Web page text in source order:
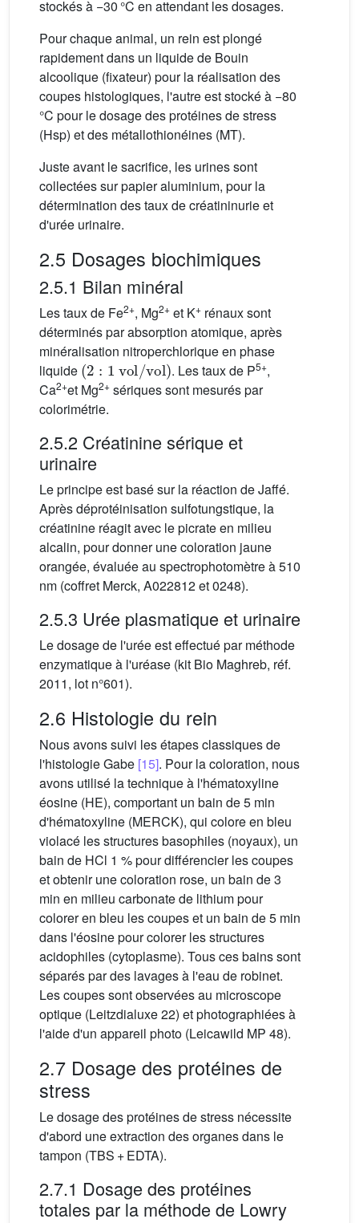
stockés à −30 °C en attendant les dosages.
Pour chaque animal, un rein est plongé
rapidement dans un liquide de Bouin
alcoolique (fixateur) pour la réalisation des
coupes histologiques, l'autre est stocké à −80
°C pour le dosage des protéines de stress
(Hsp) et des métallothionéines (MT).
Juste avant le sacrifice, les urines sont
collectées sur papier aluminium, pour la
détermination des taux de créatininurie et
d'urée urinaire.
2.5 Dosages biochimiques
2.5.1 Bilan minéral
Les taux de Fe2+, Mg2+ et K+ rénaux sont
déterminés par absorption atomique, après
minéralisation nitroperchlorique en phase
liquide
(2:1vol/vol)
. Les taux de P5+,
Ca2+et Mg2+ sériques sont mesurés par
colorimétrie.
2.5.2 Créatinine sérique et
urinaire
Le principe est basé sur la réaction de Jaffé.
Après déprotéinisation sulfotungstique, la
créatinine réagit avec le picrate en milieu
alcalin, pour donner une coloration jaune
orangée, évaluée au spectrophotomètre à 510
nm (coffret Merck, A022812 et 0248).
2.5.3 Urée plasmatique et urinaire
Le dosage de l'urée est effectué par méthode
enzymatique à l'uréase (kit Bio Maghreb, réf.
2011, lot n°601).
2.6 Histologie du rein
Nous avons suivi les étapes classiques de
l'histologie Gabe [15]. Pour la coloration, nous
avons utilisé la technique à l'hématoxyline
éosine (HE), comportant un bain de 5 min
d'hématoxyline (MERCK), qui colore en bleu
violacé les structures basophiles (noyaux), un
bain de HCl 1 % pour différencier les coupes
et obtenir une coloration rose, un bain de 3
min en milieu carbonate de lithium pour
colorer en bleu les coupes et un bain de 5 min
dans l'éosine pour colorer les structures
acidophiles (cytoplasme). Tous ces bains sont
séparés par des lavages à l'eau de robinet.
Les coupes sont observées au microscope
optique (Leitzdialuxe 22) et photographiées à
l'aide d'un appareil photo (Leicawild MP 48).
2.7 Dosage des protéines de
stress
Le dosage des protéines de stress nécessite
d'abord une extraction des organes dans le
tampon (TBS + EDTA).
2.7.1 Dosage des protéines
totales par la méthode de Lowry